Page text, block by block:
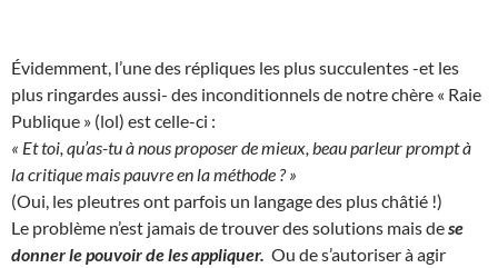
Évidemment, l’une des répliques les plus succulentes -et les
plus ringardes aussi- des inconditionnels de notre chère « Raie
Publique » (lol) est celle-ci :
« Et toi, qu’as-tu à nous proposer de mieux, beau parleur prompt à
la critique mais pauvre en la méthode ? »
(Oui, les pleutres ont parfois un langage des plus châtié !)
Le problème n’est jamais de trouver des solutions mais dese
donner le pouvoir de les appliquer. Ou de s’autoriser à agir